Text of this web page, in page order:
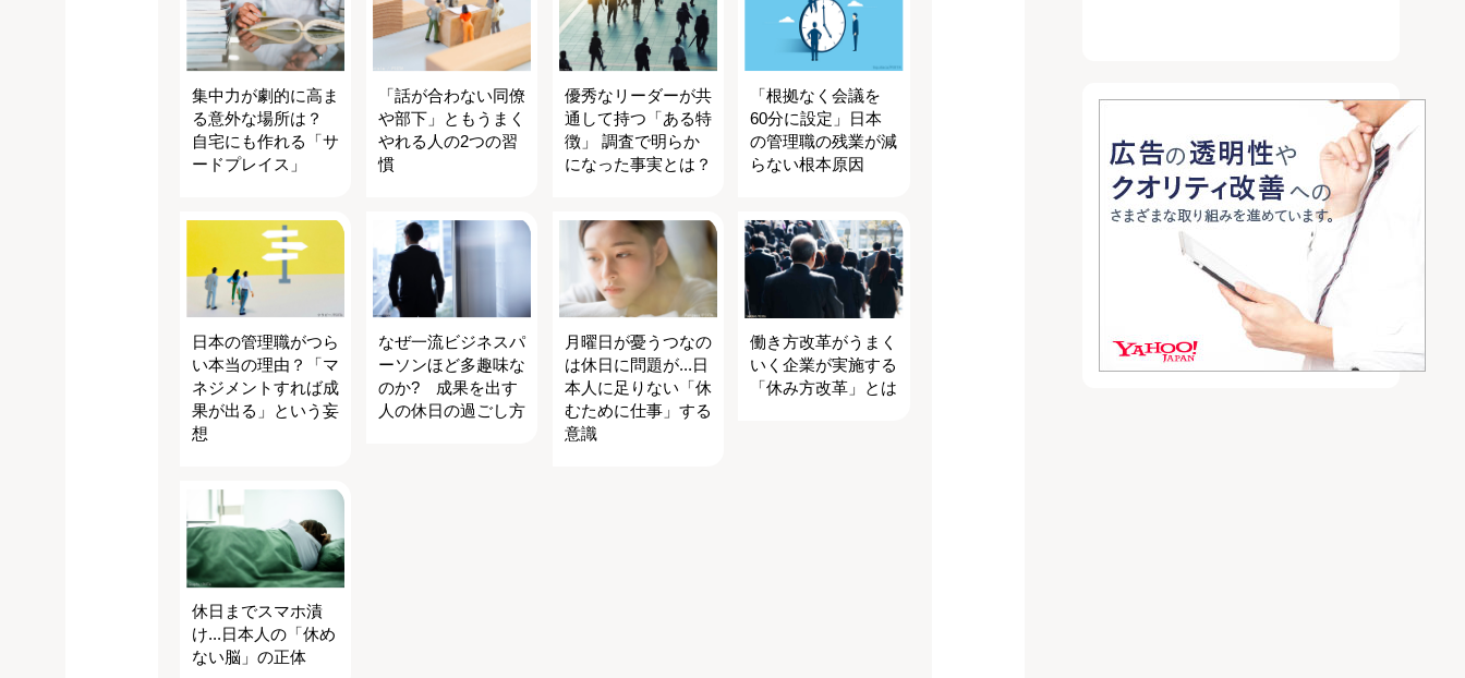
集中力が劇的に高ま
る意外な場所は？
自宅にも作れる「サ
ードプレイス」
「話が合わない同僚
や部下」ともうまく
やれる人の2つの習
慣
優秀なリーダーが共
通して持つ「ある特
徴」 調査で明らか
になった事実とは？
「根拠なく会議を
60分に設定」日本
の管理職の残業が減
らない根本原因
日本の管理職がつら
い本当の理由？「マ
ネジメントすれば成
果が出る」という妄
想
なぜ一流ビジネスパ
ーソンほど多趣味な
のか? 成果を出す
人の休日の過ごし方
月曜日が憂うつなの
は休日に問題が...日
本人に足りない「休
むために仕事」する
意識
働き方改革がうまく
いく企業が実施する
「休み方改革」とは
休日までスマホ漬
け...日本人の「休め
ない脳」の正体